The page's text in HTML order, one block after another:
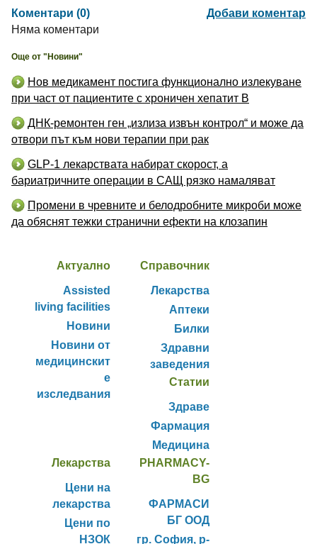
Коментари (0)
Добави коментар
Няма коментари
Още от "Новини"
Нов медикамент постига функционално излекуване
при част от пациентите с хроничен хепатит B
ДНК-ремонтен ген „излиза извън контрол“ и може да
отвори път към нови терапии при рак
GLP-1 лекарствата набират скорост, а
бариатричните операции в САЩ рязко намаляват
Промени в чревните и белодробните микроби може
да обяснят тежки странични ефекти на клозапин
Актуално
Assisted
living facilities
Новини
Новини от
медицинскит
е
изследвания
Справочник
Лекарства
Аптеки
Билки
Здравни
заведения
Статии
Здраве
Фармация
Медицина
Лекарства
Цени на
лекарства
Цени по
НЗОК
PHARMACY-
BG
ФАРМАСИ
БГ ООД
гр. София, р-